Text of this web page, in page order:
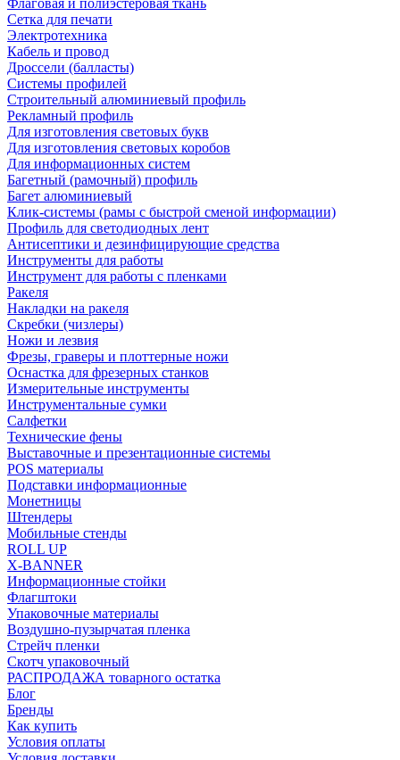
Флаговая и полиэстеровая ткань
Сетка для печати
Электротехника
Кабель и провод
Дроссели (балласты)
Системы профилей
Строительный алюминиевый профиль
Рекламный профиль
Для изготовления световых букв
Для изготовления световых коробов
Для информационных систем
Багетный (рамочный) профиль
Багет алюминиевый
Клик-системы (рамы с быстрой сменой информации)
Профиль для светодиодных лент
Антисептики и дезинфицирующие средства
Инструменты для работы
Инструмент для работы с пленками
Ракеля
Накладки на ракеля
Скребки (чизлеры)
Ножи и лезвия
Фрезы, граверы и плоттерные ножи
Оснастка для фрезерных станков
Измерительные инструменты
Инструментальные сумки
Салфетки
Технические фены
Выставочные и презентационные системы
POS материалы
Подставки информационные
Монетницы
Штендеры
Мобильные стенды
ROLL UP
X-BANNER
Информационные стойки
Флагштоки
Упаковочные материалы
Воздушно-пузырчатая пленка
Стрейч пленки
Скотч упаковочный
РАСПРОДАЖА товарного остатка
Блог
Бренды
Как купить
Условия оплаты